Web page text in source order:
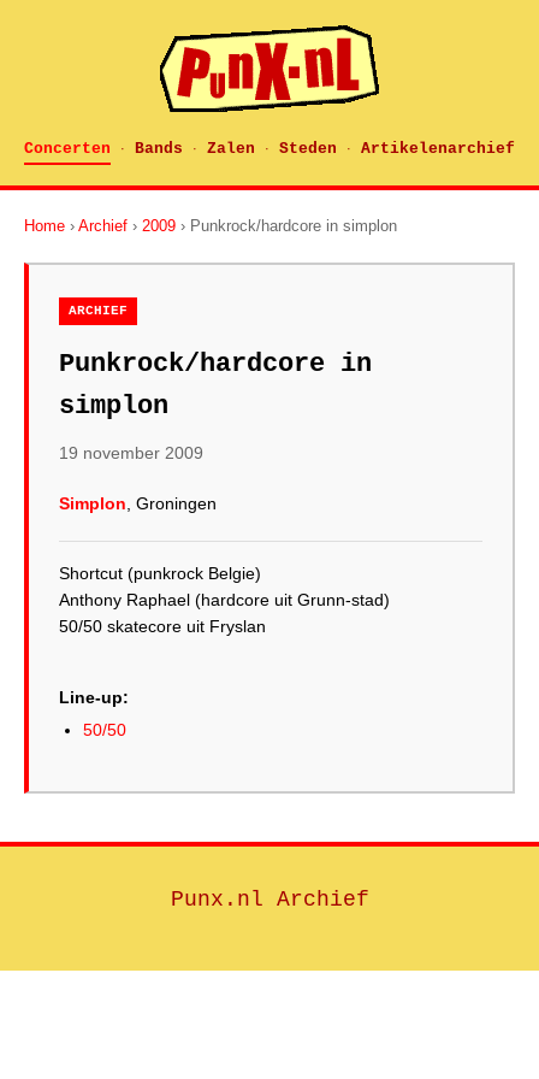
Concerten · Bands · Zalen · Steden · Artikelenarchief
Home › Archief › 2009 › Punkrock/hardcore in simplon
ARCHIEF
Punkrock/hardcore in
simplon
19 november 2009
Simplon , Groningen
Shortcut (punkrock Belgie)
Anthony Raphael (hardcore uit Grunn-stad)
50/50 skatecore uit Fryslan
Line-up:
50/50
Punx.nl Archief